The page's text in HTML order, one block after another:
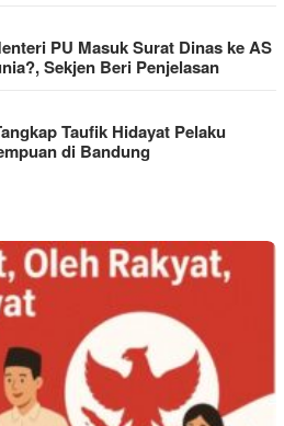
PU Masuk Surat Dinas ke AS
Sekjen Beri Penjelasan
Taufik Hidayat Pelaku
di Bandung